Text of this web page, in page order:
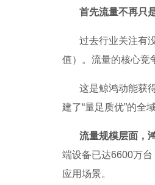
首先流量不再只
过去行业关注有
值）。流量的核心竞
这是鲸鸿动能获
建了“量足质优”的全
流量规模层面，
端设备已达6600万
应用场景。